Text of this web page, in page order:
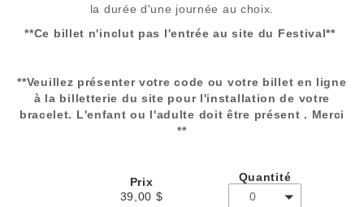
la durée d'une journée au choix.
**Ce billet n'inclut pas l'entrée au site du Festival**
**Veuillez présenter votre code ou votre billet en ligne
à la billetterie du site pour l'installation de votre
bracelet. L'enfant ou l'adulte doit être présent . Merci
**
Prix
39,00 $
Quantité
0